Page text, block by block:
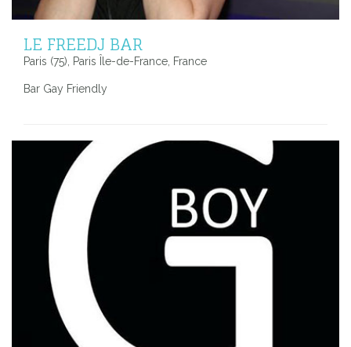
LE FREEDJ BAR
Paris (75), Paris Île-de-France, France
Bar Gay Friendly